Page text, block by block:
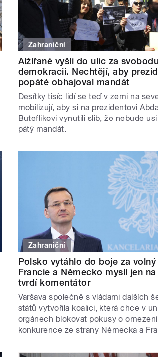
Zahraniční
Alžířané vyšli do ulic za
demokracii. Nechtějí, aby
popáté obhajoval mandát
Desítky tisíc lidí se teď v zemi na
mobilizují, aby si na prezidentovi
Buteflikovi vynutili slib, že nebude
pátý mandát.
Zahraniční
Polsko vytáhlo do boje za volný
Francie a Německo myslí jen na
tvrdí komentátor
Varšava společně s vládami dalších
států vytvořila koalici, která chce v
orgánech blokovat pokusy o omezení
konkurence ze strany Německa a